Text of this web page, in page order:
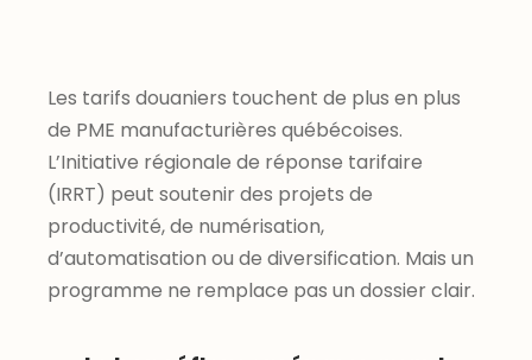
Les tarifs douaniers touchent de plus en plus
de PME manufacturières québécoises.
L’Initiative régionale de réponse tarifaire
(IRRT) peut soutenir des projets de
productivité, de numérisation,
d’automatisation ou de diversification. Mais un
programme ne remplace pas un dossier clair.